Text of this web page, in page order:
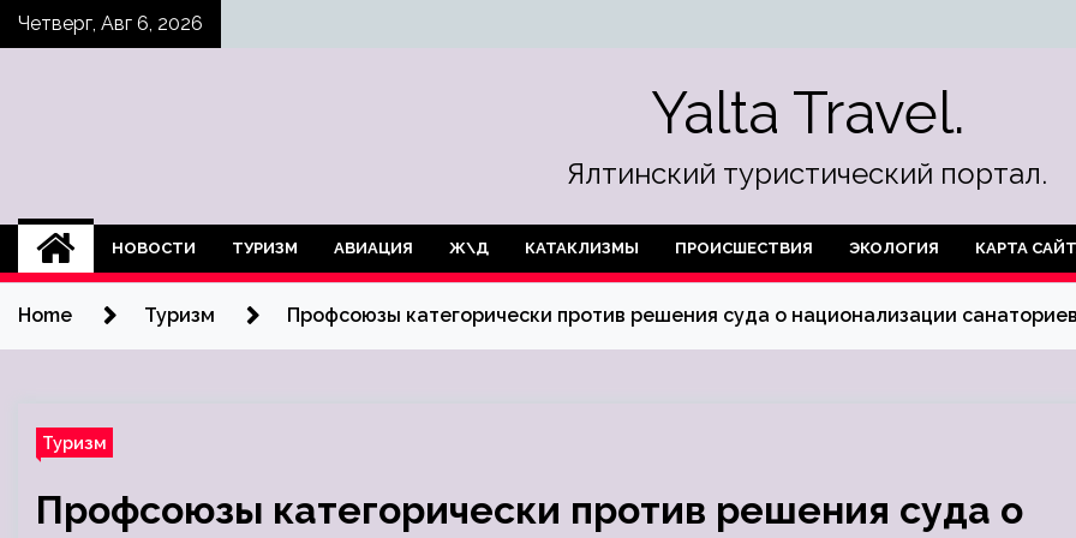
SkipЧетверг, Авг 6, 2026
Yalta Travel.
Ялтинский туристический портал.
НОВОСТИ ТУРИЗМ АВИАЦИЯ Ж\Д КАТАКЛИЗМЫ ПРОИСШЕСТВИЯ ЭКОЛОГИЯ КАРТА
Home Туризм Профсоюзы категорически против решения суда о национализации санаториев
Туризм
Профсоюзы категорически против решения суда о